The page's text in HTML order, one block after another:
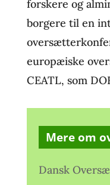
forskere og
borgere til en
europæiske
CEATL, som
Mere om
Dansk